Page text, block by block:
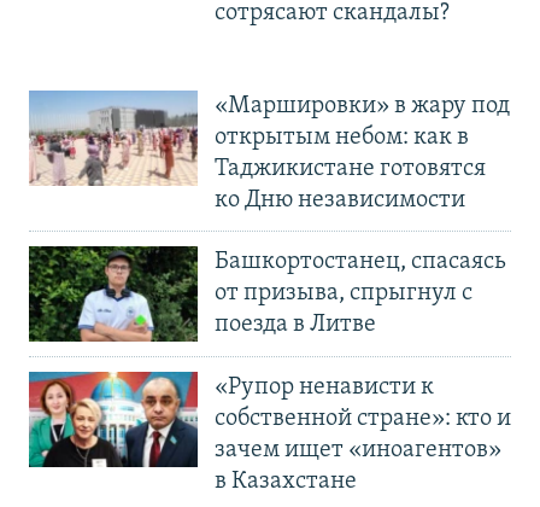
сотрясают скандалы?
«Маршировки» в жару под
открытым небом: как в
Таджикистане готовятся
ко Дню независимости
Башкортостанец, спасаясь
от призыва, спрыгнул с
поезда в Литве
«Рупор ненависти к
собственной стране»: кто и
зачем ищет «иноагентов»
в Казахстане